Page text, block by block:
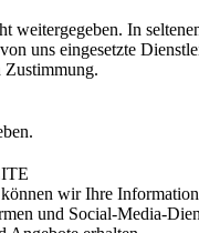
weitergegeben. In
uns eingesetzte
Zustimmung.
können wir Ihre
und Social-Media-